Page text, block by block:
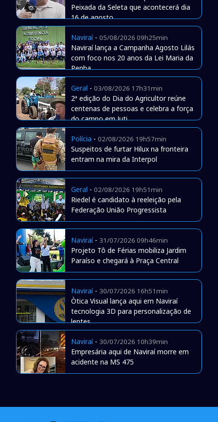
Peixada da Seleta que acontecerá dia
16 de agosto
Naviraí- 05/08/2026 09h25min
Naviraí lança a Campanha Agosto Lilás
com foco nos 20 anos da Lei Maria da
Penha
Geral - 03/08/2026 17h31min
2ª edição do Dia do Agricultor reúne
centenas de pessoas e celebra a força
do campo em Juti
Polícia - 02/08/2026 19h57min
Suspeitos de furtar Hilux na fronteira
entram na mira da Interpol
Geral - 02/08/2026 19h51min
Riedel é candidato à reeleição pela
Federação União Progressista
Naviraí- 31/07/2026 09h46min
Projeto Tô de Férias mobiliza Jardim
Paraíso e chegará à Praça Central
Naviraí- 30/07/2026 16h51min
Òtica Visual lança aqui em Naviraí
tecnologia 3D para personalização de
lentes
Naviraí- 30/07/2026 10h39min
Empresária aqui de Naviraí morre em
acidente na MS 475